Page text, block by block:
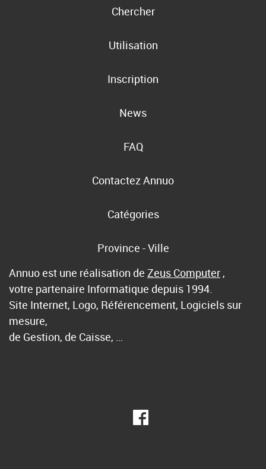
Chercher
Utilisation
Inscription
News
FAQ
Contactez Annuo
Catégories
Province - Ville
Annuo est une réalisation de Zeus Computer ,
votre partenaire Informatique depuis 1994.
Site Internet, Logo, Référencement, Logiciels sur
mesure,
de Gestion, de Caisse, …